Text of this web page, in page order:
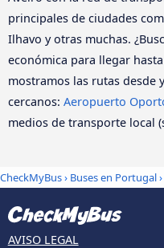
principales de ciudades
Ilhavo y otras muchas.
económica para llegar
mostramos las rutas desde
cercanos: Aeropuerto
medios de transporte local
CheckMyBus› Buses en Portugal
AVISO LEGAL